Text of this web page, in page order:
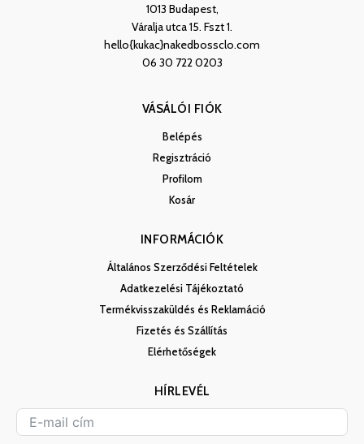
1013 Budapest,
Váralja utca 15. Fszt 1.
hello{kukac}nakedbossclo.com
06 30 722 0203
VÁSÁLÓI FIÓK
Belépés
Regisztráció
Profilom
Kosár
INFORMÁCIÓK
Általános Szerződési Feltételek
Adatkezelési Tájékoztató
Termékvisszaküldés és Reklamáció
Fizetés és Szállítás
Elérhetőségek
HÍRLEVÉL